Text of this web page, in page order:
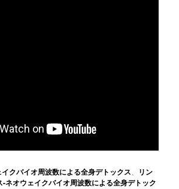
クバイオ周波数による全身デトックス、
リン
ネオウェイクバイオ周波数による全身デトック